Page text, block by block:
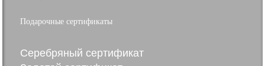
Подарочные сертификаты
Серебряный сертификат